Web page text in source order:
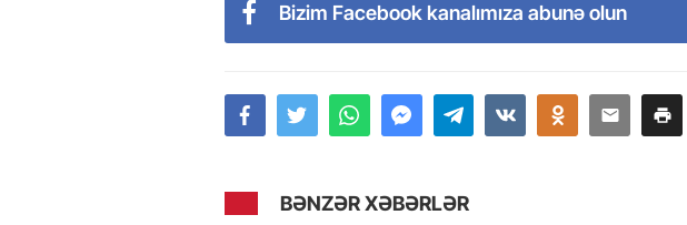
Bizim Facebook kanalımıza abunə olun
BƏNZƏR XƏBƏRLƏR